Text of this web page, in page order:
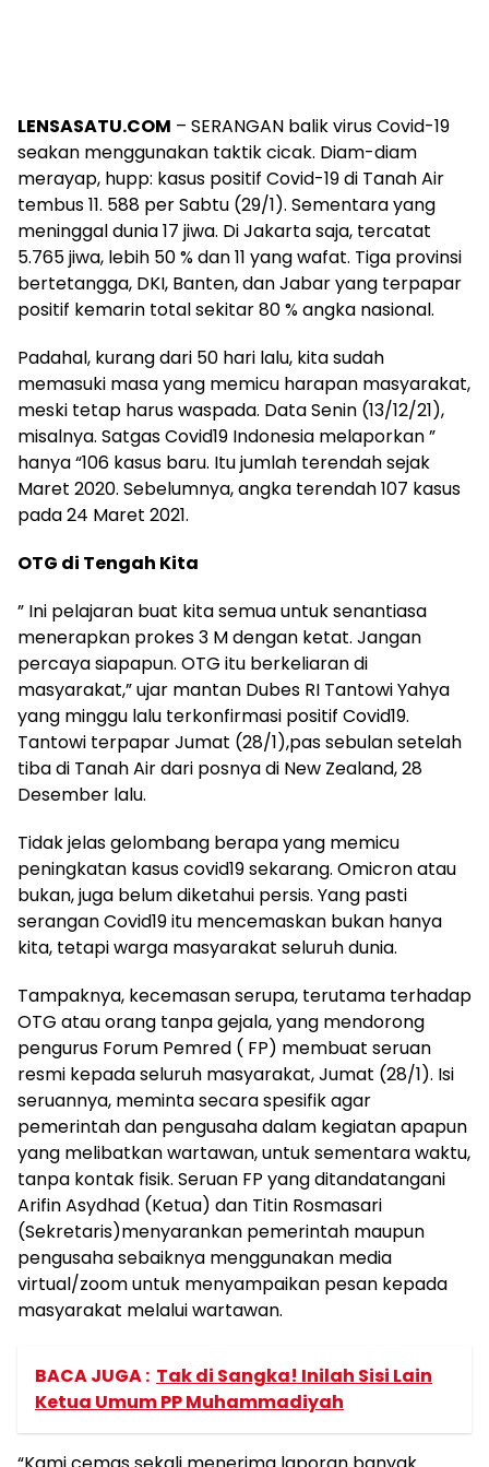
LENSASATU.COM – SERANGAN balik virus Covid-19
seakan menggunakan taktik cicak. Diam-diam
merayap, hupp: kasus positif Covid-19 di Tanah Air
tembus 11. 588 per Sabtu (29/1). Sementara yang
meninggal dunia 17 jiwa. Di Jakarta saja, tercatat
5.765 jiwa, lebih 50 % dan 11 yang wafat. Tiga provinsi
bertetangga, DKI, Banten, dan Jabar yang terpapar
positif kemarin total sekitar 80 % angka nasional.
Padahal, kurang dari 50 hari lalu, kita sudah
memasuki masa yang memicu harapan masyarakat,
meski tetap harus waspada. Data Senin (13/12/21),
misalnya. Satgas Covid19 Indonesia melaporkan ”
hanya “106 kasus baru. Itu jumlah terendah sejak
Maret 2020. Sebelumnya, angka terendah 107 kasus
pada 24 Maret 2021.
OTG di Tengah Kita
” Ini pelajaran buat kita semua untuk senantiasa
menerapkan prokes 3 M dengan ketat. Jangan
percaya siapapun. OTG itu berkeliaran di
masyarakat,” ujar mantan Dubes RI Tantowi Yahya
yang minggu lalu terkonfirmasi positif Covid19.
Tantowi terpapar Jumat (28/1),pas sebulan setelah
tiba di Tanah Air dari posnya di New Zealand, 28
Desember lalu.
Tidak jelas gelombang berapa yang memicu
peningkatan kasus covid19 sekarang. Omicron atau
bukan, juga belum diketahui persis. Yang pasti
serangan Covid19 itu mencemaskan bukan hanya
kita, tetapi warga masyarakat seluruh dunia.
Tampaknya, kecemasan serupa, terutama terhadap
OTG atau orang tanpa gejala, yang mendorong
pengurus Forum Pemred ( FP) membuat seruan
resmi kepada seluruh masyarakat, Jumat (28/1). Isi
seruannya, meminta secara spesifik agar
pemerintah dan pengusaha dalam kegiatan apapun
yang melibatkan wartawan, untuk sementara waktu,
tanpa kontak fisik. Seruan FP yang ditandatangani
Arifin Asydhad (Ketua) dan Titin Rosmasari
(Sekretaris)menyarankan pemerintah maupun
pengusaha sebaiknya menggunakan media
virtual/zoom untuk menyampaikan pesan kepada
masyarakat melalui wartawan.
BACA JUGA : Tak di Sangka! Inilah Sisi Lain
Ketua Umum PP Muhammadiyah